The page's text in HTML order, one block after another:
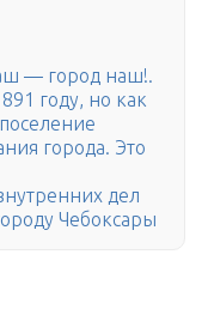
— город наш!.
году, но как
города. Это
дел
Чебоксары